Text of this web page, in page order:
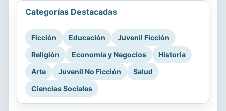
Categorías Destacadas
Ficción Educación
Juvenil Ficción
Religión
Economía y Negocios
Historia
Arte
Juvenil No Ficción
Salud
Ciencias Sociales